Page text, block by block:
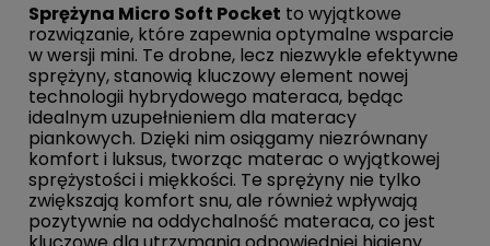
Sprężyna Micro Soft Pocket to wyjątkowe
rozwiązanie, które zapewnia optymalne wsparcie
w wersji mini. Te drobne, lecz niezwykle efektywne
sprężyny, stanowią kluczowy element nowej
technologii hybrydowego materaca, będąc
idealnym uzupełnieniem dla materacy
piankowych. Dzięki nim osiągamy niezrównany
komfort i luksus, tworząc materac o wyjątkowej
sprężystości i miękkości. Te sprężyny nie tylko
zwiększają komfort snu, ale również wpływają
pozytywnie na oddychalność materaca, co jest